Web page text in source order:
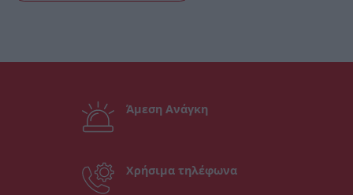
Άμεση Ανάγκη
Χρήσιμα τηλέφωνα